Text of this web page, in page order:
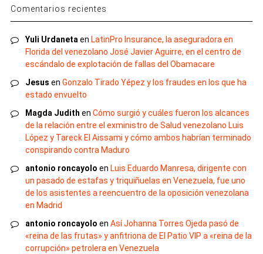
Comentarios recientes
Yuli Urdanetaen LatinPro Insurance, la aseguradora en
Florida del venezolano José Javier Aguirre, en el centro de
escándalo de explotación de fallas del Obamacare
Jesus en Gonzalo Tirado Yépez y los fraudes en los que ha
estado envuelto
Magda Judith en Cómo surgió y cuáles fueron los alcances
de la relación entre el exministro de Salud venezolano Luis
López y Tareck El Aissami y cómo ambos habrían terminado
conspirando contra Maduro
antonio roncayolo en Luis Eduardo Manresa, dirigente con
un pasado de estafas y triquiñuelas en Venezuela, fue uno
de los asistentes a reencuentro de la oposición venezolana
en Madrid
antonio roncayolo en Así Johanna Torres Ojeda pasó de
«reina de las frutas» y anfitriona de El Patio VIP a «reina de la
corrupción» petrolera en Venezuela